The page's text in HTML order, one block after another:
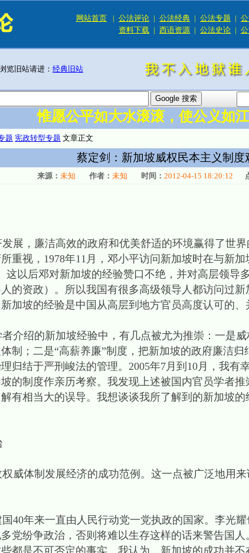
网站首页 | 公法评论 | 公法经典 | 公法专题 |
资料下载 | 西语资源 | 公法史论 |
览旧站请进： 经典旧站
惟愿公平如大水滚滚，使公义如
题 宪政转型专题 文章正文
蔡定剑：新加坡威权民本主义制度
来源： 未知 作者： 未知 时间： 2012-04-15 18:20:12
展，廉洁高效的政府和优美舒适的环境赢得了世
重视，1978年11月，邓小平访问新加坡时在与新
这以后邓对新加坡的经验赞口不绝，并对高层领导
的资政）。所以我国有很多高级领导人都访问过
加坡的经验是中国从高层到地方官员高度认可的、
介绍的新加坡经验中，有几点被尤为推崇：一是
制；二是“高薪养廉”制度，把新加坡的政府廉洁
归结于严刑峻法的管理。2005年7月到10月，我有
的制度作亲历考察。我发现上述被国内官员学者
有相当大的误导。我想谈谈我所了解到的新加坡
威体制发展经济的成功范例。这一点被广泛地用来
40年来一直由人民行动党一党执政的国家。李光
党纷争政治，否则将难以生存这样的话来警告国
都是不可否定的事实。我认为，新加坡的成功并